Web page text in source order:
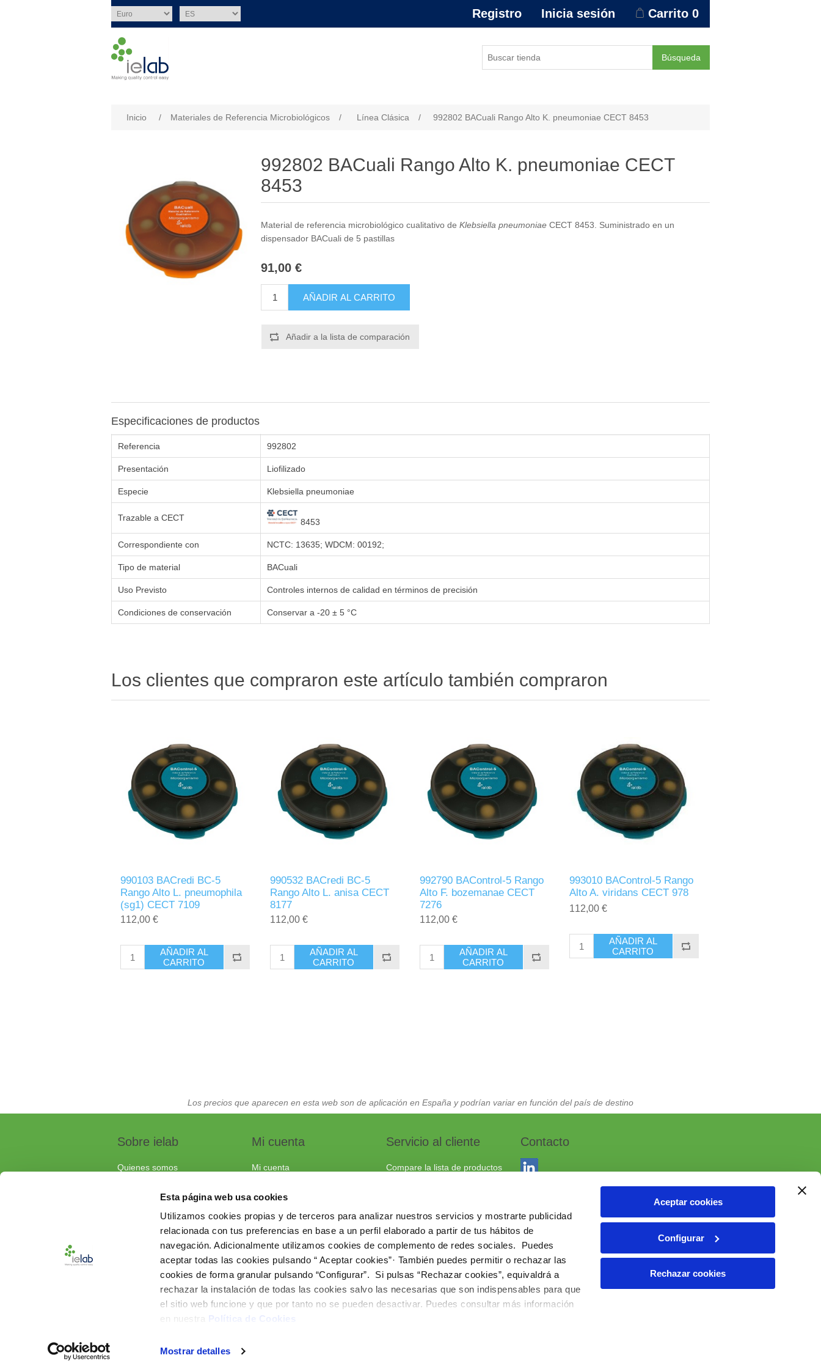
Esta página web usa cookies
Utilizamos cookies propias y de terceros para analizar nuestros servicios y mostrarte publicidad
relacionada con tus preferencias en base a un perfil elaborado a partir de tus hábitos de
navegación. Adicionalmente utilizamos cookies de complemento de redes sociales. Puedes
aceptar todas las cookies pulsando “ Aceptar cookies”· También puedes permitir o rechazar las
cookies de forma granular pulsando “Configurar”. Si pulsas “Rechazar cookies”, equivaldrá a
rechazar la instalación de todas las cookies salvo las necesarias que son indispensables para que
el sitio web funcione y que por tanto no se pueden desactivar. Puedes consultar más información
en nuestra Política de Cookies
Mostrar detalles
Aceptar cookies
Configurar
Rechazar cookies
Registro Inicia sesión Carrito 0
Búsqueda
Inicio / Materiales de Referencia Microbiológicos / Línea Clásica / 992802 BACuali Rango Alto K. pneumoniae CECT 8453
992802 BACuali Rango Alto K. pneumoniae CECT
8453
Material de referencia microbiológico cualitativo de Klebsiella pneumoniae CECT 8453. Suministrado en un
dispensador BACuali de 5 pastillas
91,00 €
AÑADIR AL CARRITO
Añadir a la lista de comparación
Especificaciones de productos
Referencia 992802
Presentación Liofilizado
Especie Klebsiella pneumoniae
Trazable a CECT 8453
Correspondiente con NCTC: 13635; WDCM: 00192;
Tipo de material BACuali
Uso Previsto Controles internos de calidad en términos de precisión
Condiciones de conservación Conservar a -20 ± 5 °C
Los clientes que compraron este artículo también compraron
990103 BACredi BC-5
Rango Alto L. pneumophila
(sg1) CECT 7109
112,00 €
AÑADIR AL
CARRITO
990532 BACredi BC-5
Rango Alto L. anisa CECT
8177
112,00 €
AÑADIR AL
CARRITO
992790 BAControl-5 Rango
Alto F. bozemanae CECT
7276
112,00 €
AÑADIR AL
CARRITO
993010 BAControl-5 Rango
Alto A. viridans CECT 978
112,00 €
AÑADIR AL
CARRITO
Los precios que aparecen en esta web son de aplicación en España y podrían variar en función del país de destino
Sobre ielab
Quienes somos
Soluciones a medida
Contacta con nosotros
Documentos de interés
Preguntas frecuentes
Mi cuenta
Mi cuenta
Servicio al cliente
Compare la lista de productos
Aviso Legal
Política de privacidad
Contacto
Dracma, 7 - Polígono Industrial Las Atalayas
03114 ALICANTE (España)
+34 966 10 55 01
comercial@ielab.es
www.ielab.es
nopCommerce